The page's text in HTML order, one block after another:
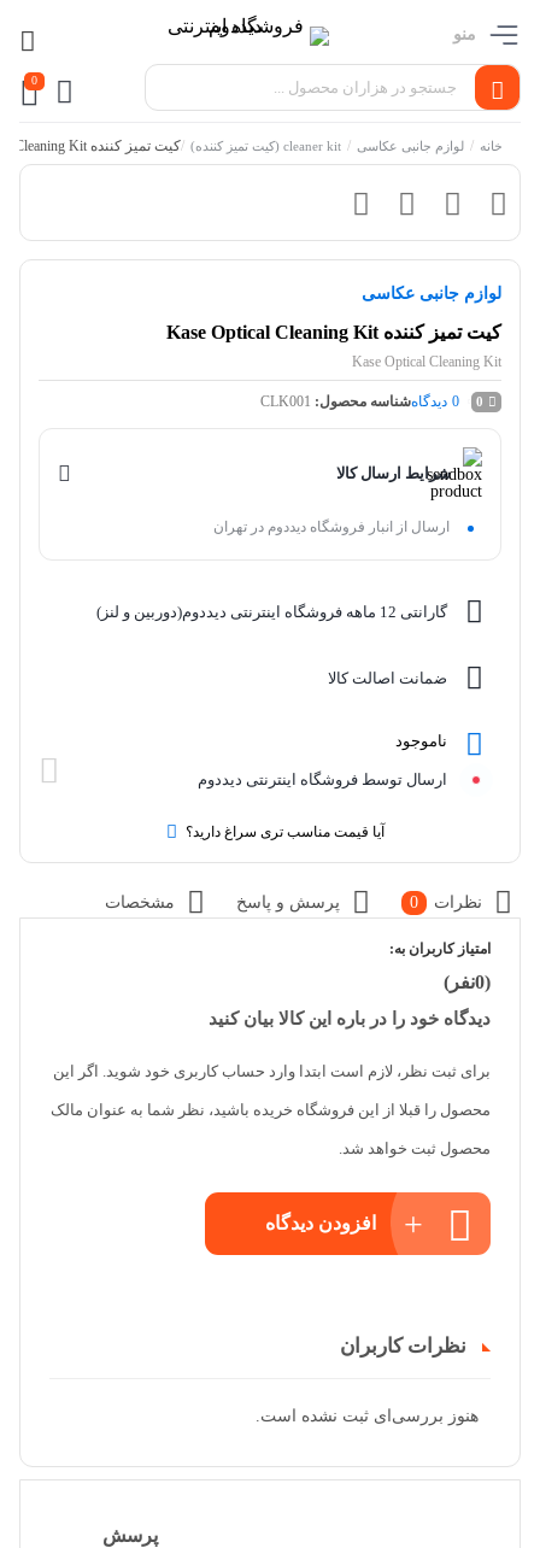
منو
0
خانه / لوازم جانبی عکاسی / cleaner kit (کیت تمیز کننده) /کیت تمیز کننده Kase Optical Cleaning Kit
لوازم جانبی عکاسی
کیت تمیز کننده Kase Optical Cleaning Kit
Kase Optical Cleaning Kit
0
0 دیدگاهشناسه محصول: CLK001
شرایط ارسال کالا
ارسال از انبار فروشگاه دیددوم در تهران
گارانتی 12 ماهه فروشگاه اینترنتی دیددوم(دوربین و لنز)
ضمانت اصالت کالا
ناموجود
ارسال توسط فروشگاه اینترنتی دیددوم
آیا قیمت مناسب تری سراغ دارید؟
نظرات 0 پرسش و پاسخ مشخصات
امتیاز کاربران به:
(0نفر)
دیدگاه خود را در باره این کالا بیان کنید
برای ثبت نظر، لازم است ابتدا وارد حساب کاربری خود شوید. اگر این
محصول را قبلا از این فروشگاه خریده باشید، نظر شما به عنوان مالک
محصول ثبت خواهد شد.
افزودن دیدگاه
نظرات کاربران
هنوز بررسی‌ای ثبت نشده است.
پرسش